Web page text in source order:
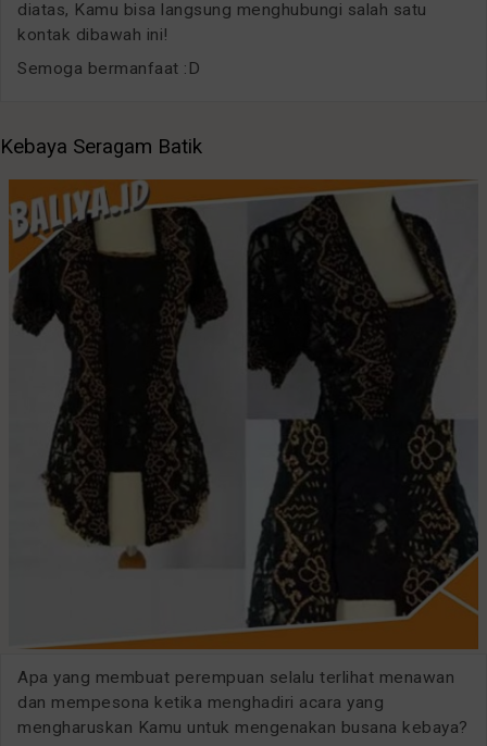
diatas, Kamu bisa langsung menghubungi salah satu
kontak dibawah ini!
Semoga bermanfaat :D
Kebaya Seragam Batik
Apa yang membuat perempuan selalu terlihat menawan
dan mempesona ketika menghadiri acara yang
mengharuskan Kamu untuk mengenakan busana kebaya?